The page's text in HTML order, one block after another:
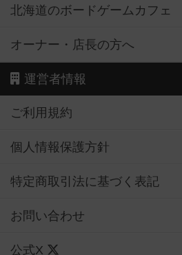
北海道のボードゲームカフェ
オーナー・店長の方へ
運営者情報
ご利用規約
個人情報保護方針
特定商取引法に基づく表記
お問い合わせ
公式X